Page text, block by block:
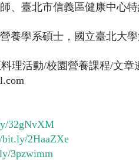
、臺北市信義區健康中心
養學系碩士，國立臺北大
理活動/校園營養課程/文章
32gNvXM
bit.ly/2HaaZXe
3pzwimm